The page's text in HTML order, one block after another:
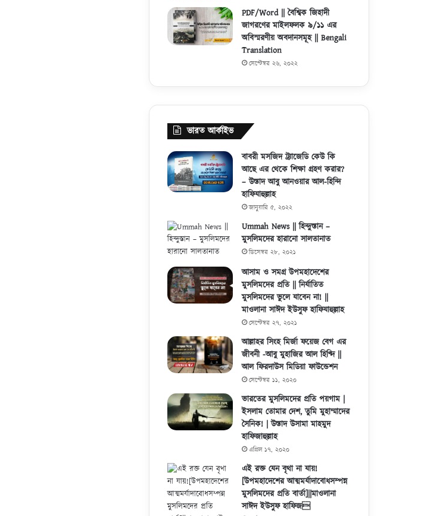
PDF/Word || বৈশ্বিক জিহাদী
জাগরণের মাইলফলক ৯/১১ এর
অবিস্মরণীয় অবদানসমূহ || Bengali
Translation
সেপ্টেম্বর ২৬, ২০২২
ভারত আর্কাইভ
বাবরী মসজিদ ট্র্যাজেডি কেউ কি
আছে এর থেকে শিক্ষা গ্রহণ করার?
– উস্তাদ আবু আনওয়ার আল-হিন্দি
হাফিযাহুল্লাহ
জানুয়ারি ৫, ২০২২
Ummah News || হিন্দুস্তান –
মুসলিমদের হারানো সালতানাত
ডিসেম্বর ২৮, ২০২১
আসাম ও সমগ্র উপমহাদেশের
মুসলিমদের প্রতি || নির্যাতিত
মুসলিমদের ভুলে যাবেন না! ||
মাওলানা সাঈদ ইউসুফ হাফিযাহুল্লাহ
সেপ্টেম্বর ২৭, ২০২১
আল্লাহর সিংহ মির্জা ফয়েজ বেগ এর
জীবনী -আবু মুহাজির আল হিণ্দি ||
আল ফিরদাউস মিডিয়া ফাউন্ডেশন
সেপ্টেম্বর ১১, ২০২০
ভারতের মুসলিমদের প্রতি পয়গাম |
ইসলাম তোমার দেশ, তুমি মুহাম্মাদের
সৈনিক! | উস্তাদ উসামা মাহমুদ
হাফিজাহুল্লাহ
এপ্রিল ১৭, ২০২০
এই রক্ত যেন বৃথা না যায়!
[উপমহাদেশের আত্মমর্যাদাবোধসম্পন্ন
মুসলিমদের প্রতি বার্তা]||মাওলানা
সাঈদ ইউসুফ হাফিজ